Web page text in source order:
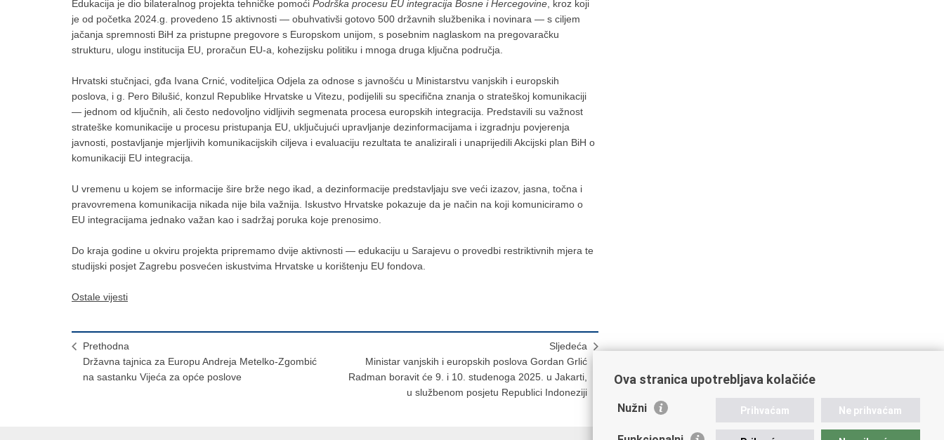
Edukacija je dio bilateralnog projekta tehničke pomoći Podrška procesu EU integracija Bosne i Hercegovine , kroz koji
je od početka 2024.g. provedeno 15 aktivnosti — obuhvativši gotovo 500 državnih službenika i novinara — s ciljem
jačanja spremnosti BiH za pristupne pregovore s Europskom unijom, s posebnim naglaskom na pregovaračku
strukturu, ulogu institucija EU, proračun EU-a, kohezijsku politiku i mnoga druga ključna područja.
Hrvatski stučnjaci, gđa Ivana Crnić, voditeljica Odjela za odnose s javnošću u Ministarstvu vanjskih i europskih
poslova, i g. Pero Bilušić, konzul Republike Hrvatske u Vitezu, podijelili su specifična znanja o strateškoj komunikaciji
— jednom od ključnih, ali često nedovoljno vidljivih segmenata procesa europskih integracija. Predstavili su važnost
strateške komunikacije u procesu pristupanja EU, uključujući upravljanje dezinformacijama i izgradnju povjerenja
javnosti, postavljanje mjerljivih komunikacijskih ciljeva i evaluaciju rezultata te analizirali i unaprijedili Akcijski plan BiH o
komunikaciji EU integracija.
U vremenu u kojem se informacije šire brže nego ikad, a dezinformacije predstavljaju sve veći izazov, jasna, točna i
pravovremena komunikacija nikada nije bila važnija. Iskustvo Hrvatske pokazuje da je način na koji komuniciramo o
EU integracijama jednako važan kao i sadržaj poruka koje prenosimo.
Do kraja godine u okviru projekta pripremamo dvije aktivnosti — edukaciju u Sarajevu o provedbi restriktivnih mjera te
studijski posjet Zagrebu posvećen iskustvima Hrvatske u korištenju EU fondova.
Ostale vijesti
Prethodna
​Državna tajnica za Europu Andreja Metelko-Zgombić
na sastanku Vijeća za opće poslove
Sljedeća
Ministar vanjskih i europskih poslova Gordan Grlić
Radman boravit će 9. i 10. studenoga 2025. u Jakarti,
u službenom posjetu Republici Indoneziji
Ova stranica upotrebljava kolačiće
Nužni Prihvaćam Ne prihvaćam